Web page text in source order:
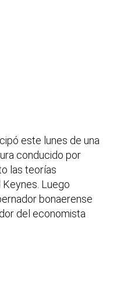
este lunes de una
conducido por
las teorías
Luego
bonaerense
del economista